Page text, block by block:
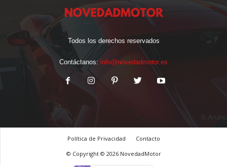
Todos los derechos reservados
Contáctanos: info@novedadmotor.es
Política de Privacidad
Contacto
© Copyright © 2026 NovedadMotor